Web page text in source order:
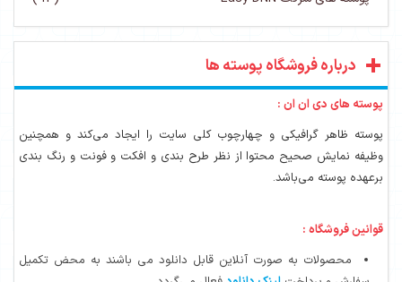
درباره فروشگاه پوسته ها
پوسته های دی ان ان :
پوسته ظاهر گرافیکی و چهارچوب کلی سایت را ایجاد می‌کند و همچنین
وظیفه نمایش صحیح محتوا از نظر طرح بندی و افکت و فونت و رنگ بندی
برعهده پوسته می‌باشد.
قوانین فروشگاه :
محصولات به صورت آنلاین قابل دانلود می باشند به محض تکمیل